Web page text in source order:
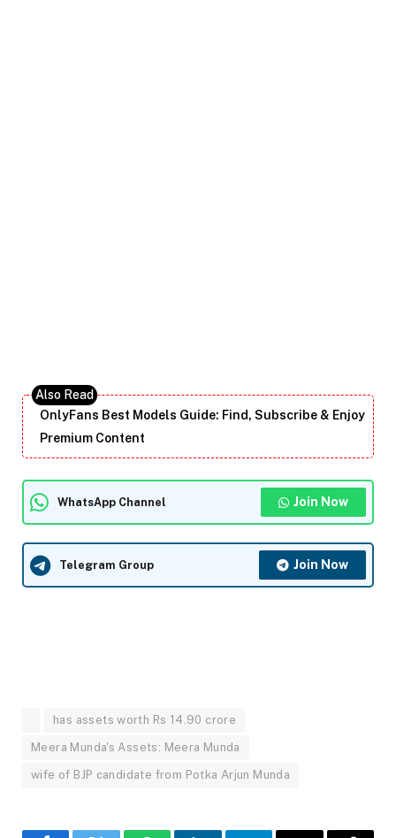
OnlyFans Best Models Guide: Find, Subscribe & Enjoy
Premium Content
WhatsApp Channel Join Now
Telegram Group Join Now
has assets worth Rs 14.90 crore
Meera Munda's Assets: Meera Munda
wife of BJP candidate from Potka Arjun Munda